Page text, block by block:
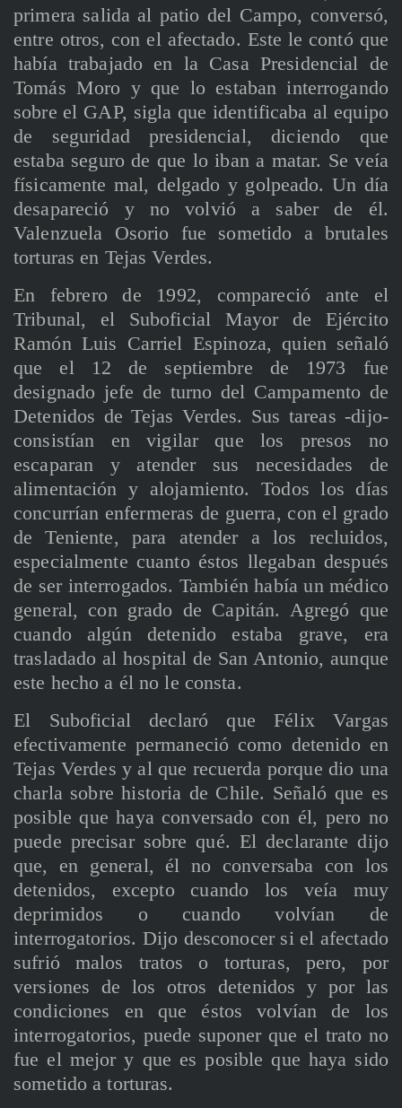
primera salida al patio del Campo, conversó,
entre otros, con el afectado. Este le contó que
había trabajado en la Casa Presidencial de
Tomás Moro y que lo estaban interrogando
sobre el GAP, sigla que identificaba al equipo
de seguridad presidencial, diciendo que
estaba seguro de que lo iban a matar. Se veía
físicamente mal, delgado y golpeado. Un día
desapareció y no volvió a saber de él.
Valenzuela Osorio fue sometido a brutales
torturas en Tejas Verdes.
En febrero de 1992, compareció ante el
Tribunal, el Suboficial Mayor de Ejército
Ramón Luis Carriel Espinoza, quien señaló
que el 12 de septiembre de 1973 fue
designado jefe de turno del Campamento de
Detenidos de Tejas Verdes. Sus tareas -dijo-
consistían en vigilar que los presos no
escaparan y atender sus necesidades de
alimentación y alojamiento. Todos los días
concurrían enfermeras de guerra, con el grado
de Teniente, para atender a los recluidos,
especialmente cuanto éstos llegaban después
de ser interrogados. También había un médico
general, con grado de Capitán. Agregó que
cuando algún detenido estaba grave, era
trasladado al hospital de San Antonio, aunque
este hecho a él no le consta.
El Suboficial declaró que Félix Vargas
efectivamente permaneció como detenido en
Tejas Verdes y al que recuerda porque dio una
charla sobre historia de Chile. Señaló que es
posible que haya conversado con él, pero no
puede precisar sobre qué. El declarante dijo
que, en general, él no conversaba con los
detenidos, excepto cuando los veía muy
deprimidos o cuando volvían de
interrogatorios. Dijo desconocer si el afectado
sufrió malos tratos o torturas, pero, por
versiones de los otros detenidos y por las
condiciones en que éstos volvían de los
interrogatorios, puede suponer que el trato no
fue el mejor y que es posible que haya sido
sometido a torturas.